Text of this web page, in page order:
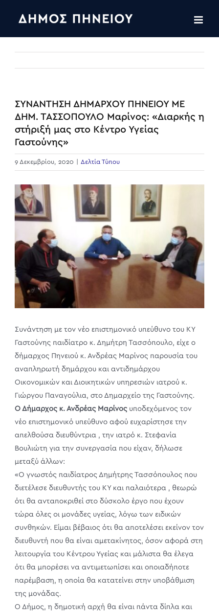
ΣΥΝΑΝΤΗΣΗ ΔΗΜΑΡΧΟΥ ΠΗΝΕΙΟΥ ΜΕ
ΔΗΜ. ΤΑΣΣΟΠΟΥΛΟ Μαρίνος: «Διαρκής η
στήριξή μας στο Κέντρο Υγείας
Γαστούνης»
9 Δεκεμβρίου, 2020 Δελτία Τύπου
View
Larger
Image
Συνάντηση με τον νέο επιστημονικό υπεύθυνο του ΚΥ
Γαστούνης παιδίατρο κ. Δημήτρη Τασσόπουλο, είχε ο
δήμαρχος Πηνειού κ. Ανδρέας Μαρίνος παρουσία του
αναπληρωτή δημάρχου και αντιδημάρχου
Οικονομικών και Διοικητικών υπηρεσιών ιατρού κ.
Γιώργου Παναγούλια, στο Δημαρχείο της Γαστούνης.
Ο Δήμαρχος κ. Ανδρέας Μαρίνος υποδεχόμενος τον
νέο επιστημονικό υπεύθυνο αφού ευχαρίστησε την
απελθούσα διευθύντρια , την ιατρό κ. Στεφανία
Βουλιώτη για την συνεργασία που είχαν, δήλωσε
μεταξύ άλλων:
«Ο γνωστός παιδίατρος Δημήτρης Τασσόπουλος που
διετέλεσε διευθυντής του ΚΥ και παλαιότερα , θεωρώ
ότι θα ανταποκριθεί στο δύσκολο έργο που έχουν
τώρα όλες οι μονάδες υγείας, λόγω των ειδικών
συνθηκών. Είμαι βέβαιος ότι θα αποτελέσει εκείνον τον
διευθυντή που θα είναι αμετακίνητος, όσον αφορά στη
λειτουργία του Κέντρου Υγείας και μάλιστα θα έλεγα
ότι θα μπορέσει να αντιμετωπίσει και οποιαδήποτε
παρέμβαση, η οποία θα κατατείνει στην υποβάθμιση
της μονάδας.
Ο Δήμος, η δημοτική αρχή θα είναι πάντα δίπλα και